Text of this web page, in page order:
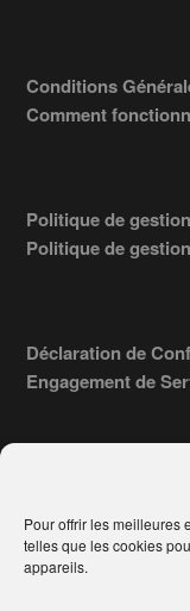
Pour offrir les meilleures
telles que les cookies
appareils.
Conditions
Comment
Politique de
Politique de
Déclaration de
Engagement de
COPYRIGHT © 2026 ·
LA SOCIÉTÉ